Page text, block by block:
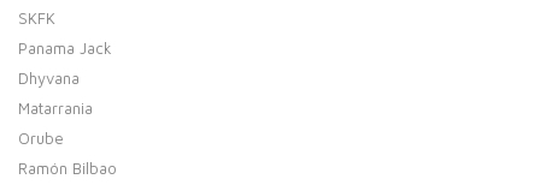
SKFK
Panama Jack
Dhyvana
Matarrania
Orube
Ramón Bilbao